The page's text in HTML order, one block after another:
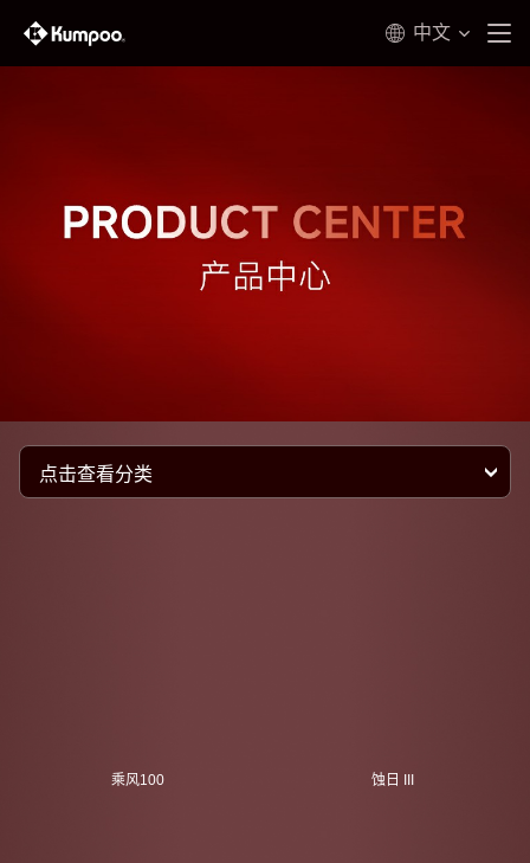
中文
点击查看分类
乘风100 蚀日 III